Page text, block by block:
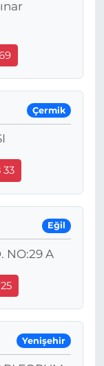
Çermik
33
Eğil
NO:29 A
Yenişehir